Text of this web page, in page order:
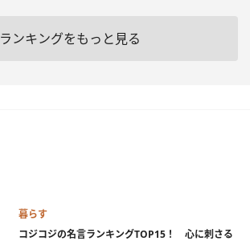
ランキングをもっと見る
暮らす
コジコジの名言ランキングTOP15！ 心に刺さる